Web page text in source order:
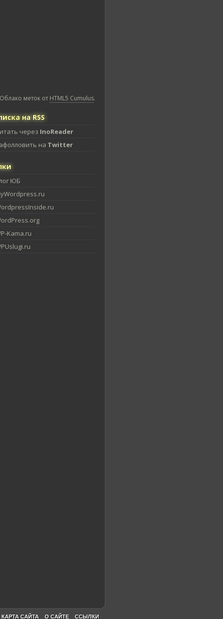
Облако меток от HTML5 Cumulus.
на RSS
через InoReader
на Twitter
ЮБ
Kama.ru
КАРТА САЙТА О САЙТЕ ССЫЛКИ